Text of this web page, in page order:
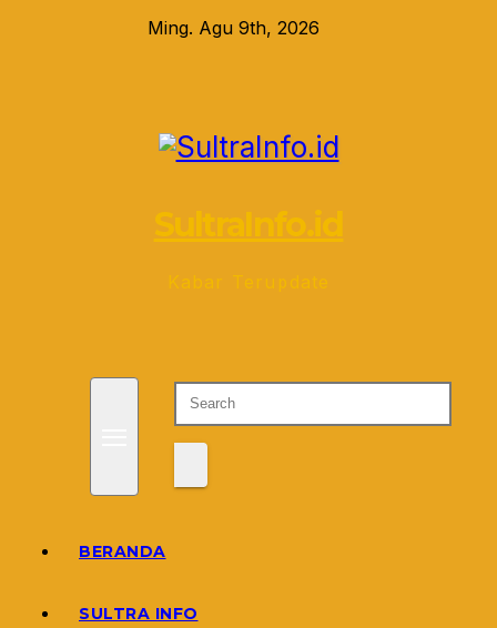
Ming. Agu 9th, 2026
SultraInfo.id
Kabar Terupdate
BERANDA
SULTRA INFO